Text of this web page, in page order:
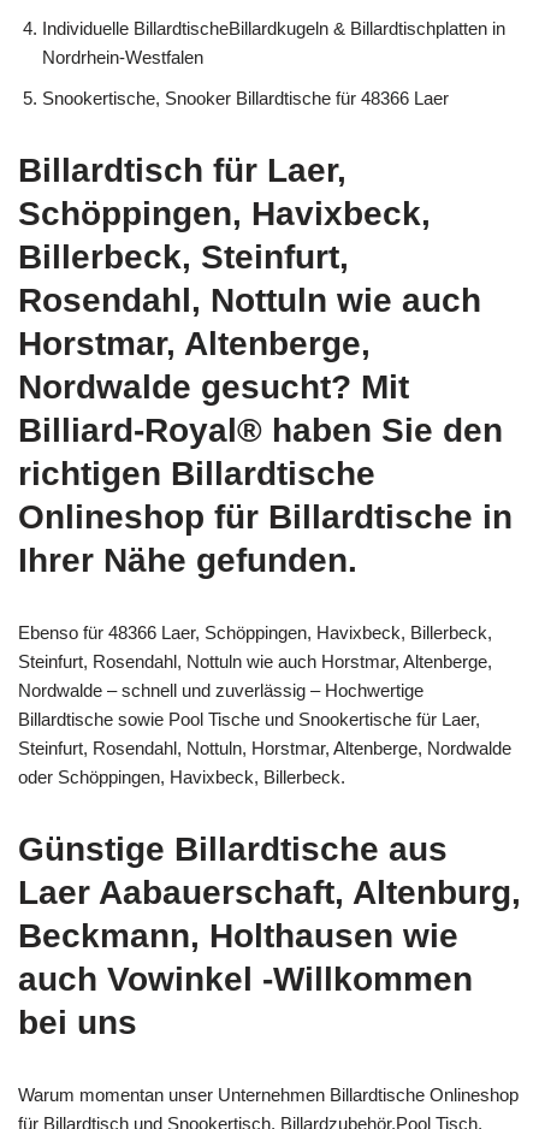
Individuelle BillardtischeBillardkugeln & Billardtischplatten in
Nordrhein-Westfalen
Snookertische, Snooker Billardtische für 48366 Laer
Billardtisch für Laer,
Schöppingen, Havixbeck,
Billerbeck, Steinfurt,
Rosendahl, Nottuln wie auch
Horstmar, Altenberge,
Nordwalde gesucht? Mit
Billiard-Royal® haben Sie den
richtigen Billardtische
Onlineshop für Billardtische in
Ihrer Nähe gefunden.
Ebenso für 48366 Laer, Schöppingen, Havixbeck, Billerbeck,
Steinfurt, Rosendahl, Nottuln wie auch Horstmar, Altenberge,
Nordwalde – schnell und zuverlässig – Hochwertige
Billardtische sowie Pool Tische und Snookertische für Laer,
Steinfurt, Rosendahl, Nottuln, Horstmar, Altenberge, Nordwalde
oder Schöppingen, Havixbeck, Billerbeck.
Günstige Billardtische aus
Laer Aabauerschaft, Altenburg,
Beckmann, Holthausen wie
auch Vowinkel -Willkommen
bei uns
Warum momentan unser Unternehmen Billardtische Onlineshop
für Billardtisch und Snookertisch, Billardzubehör,Pool Tisch,